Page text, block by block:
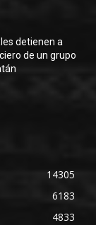
detienen a
de un grupo
14305
6183
4833